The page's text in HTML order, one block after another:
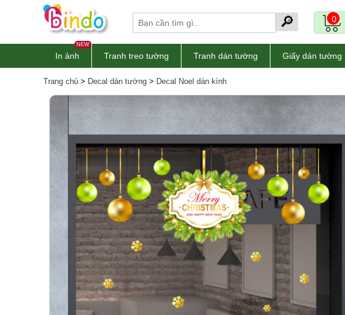
🔎 0
NEW
In ảnh Tranh treo tường Tranh dán tường Giấy dán tường
Trang chủ > Decal dán tường > Decal Noel dán kính